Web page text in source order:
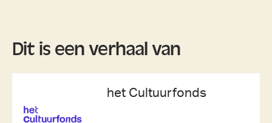
Dit is een verhaal van
het Cultuurfonds